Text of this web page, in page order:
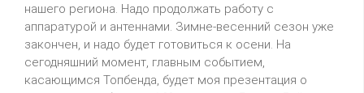
нашего региона. Надо продолжать работу с
аппаратурой и антеннами. Зимне-весенний сезон уже
закончен, и надо будет готовиться к осени. На
сегодняшний момент, главным событием,
касающимся Топбенда, будет моя презентация о